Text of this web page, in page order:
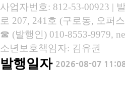
사업자번호: 812-53-00923 |
로 207, 241호 (구로동, 오퍼
☎ (발행인) 010-8553-9979,
소년보호책임자: 김유권
발행일자